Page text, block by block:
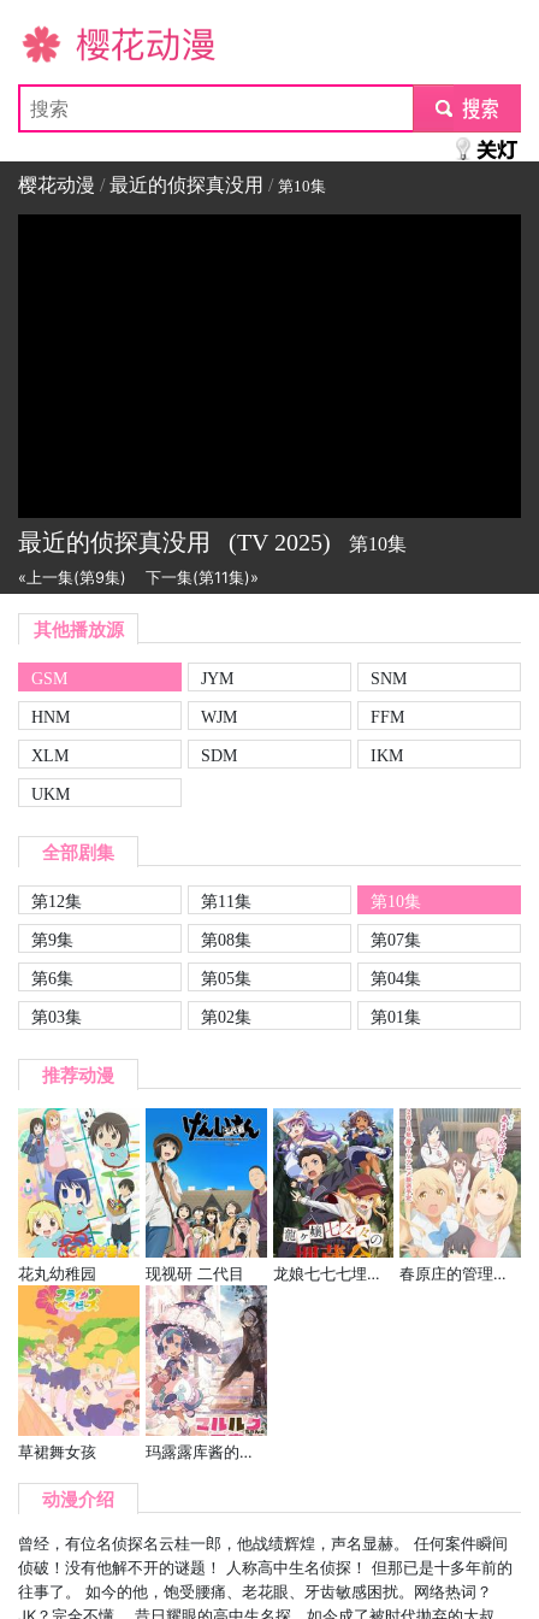
樱花动漫
submit
樱花动漫 /最近的侦探真没用 / 第10集
最近的侦探真没用 (TV 2025) 第10集
«上一集(第9集) 下一集(第11集)»
其他播放源
GSM JYM
SNM
HNM
WJM
FFM
XLM
SDM
IKM
UKM
全部剧集
第12集 第11集
第10集
第9集
第08集
第07集
第6集
第05集
第04集
第03集
第02集 第01集
推荐动漫
花丸幼稚园 现视研 二代目 龙娘七七七埋藏的宝藏 春原庄的管理人小姐
草裙舞女孩 玛露露库酱的日常
动漫介绍
曾经，有位名侦探名云桂一郎，他战绩辉煌，声名显赫。 任何案件瞬间
侦破！没有他解不开的谜题！ 人称高中生名侦探！ 但那已是十多年前的
往事了。 如今的他，饱受腰痛、老花眼、牙齿敏感困扰。网络热词？
JK？完全不懂。 昔日耀眼的高中生名探，如今成了被时代抛弃的大叔。